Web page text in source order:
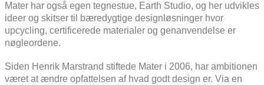
Mater har også egen tegnestue, Earth Studio, og her udvikles
ideer og skitser til bæredygtige designløsninger hvor
upcycling, certificerede materialer og genanvendelse er
nøgleordene.
Siden Henrik Marstrand stiftede Mater i 2006, har ambitionen
været at ændre opfattelsen af hvad godt design er. Via en